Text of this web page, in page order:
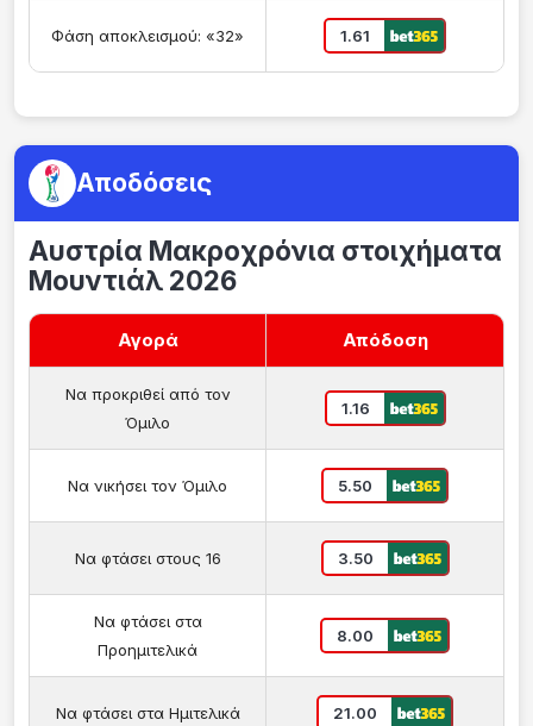
Φάση αποκλεισμού: «32» 1.61
Αποδόσεις
Αυστρία Μακροχρόνια στοιχήματα
Μουντιάλ 2026
Αγορά Απόδοση
Να προκριθεί από τον
Όμιλο
1.16
Να νικήσει τον Όμιλο 5.50
Να φτάσει στους 16 3.50
Να φτάσει στα
Προημιτελικά
8.00
Να φτάσει στα Ημιτελικά 21.00